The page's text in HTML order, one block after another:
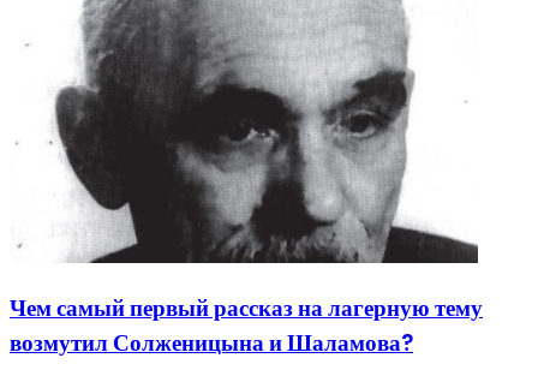
Чем самый первый рассказ на лагерную тему
возмутил Солженицына и Шаламова?